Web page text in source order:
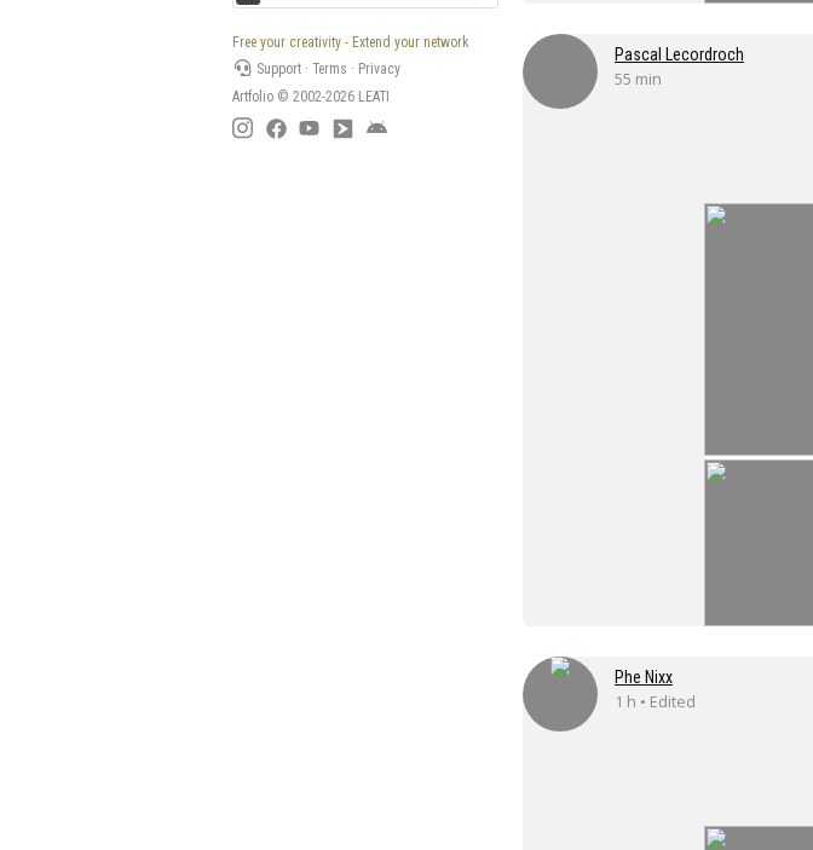
Free your creativity - Extend your network
Support ·Terms · Privacy
Artfolio © 2002-2026 LEATI
Pascal Lecordroch
55 min
Phe Nixx
1 h • Edited